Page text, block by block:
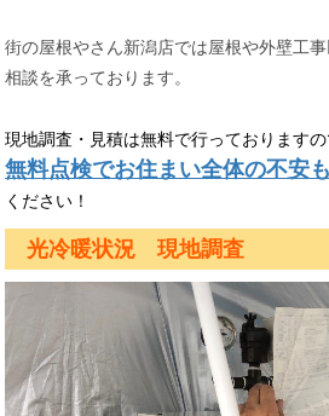
街の屋根やさん新潟店では屋根や外壁工
相談を承っております。
現地調査・見積は無料で行っております
無料点検でお住まい全体の不安
ください！
光冷暖状況 現地調査